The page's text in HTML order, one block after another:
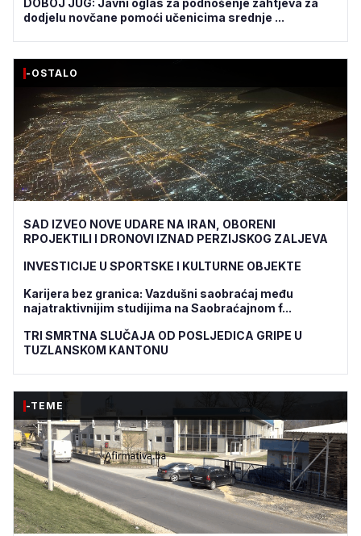
DOBOJ JUG: Javni oglas za podnošenje zahtjeva za
dodjelu novčane pomoći učenicima srednje ...
-OSTALO
SAD IZVEO NOVE UDARE NA IRAN, OBORENI
RPOJEKTILI I DRONOVI IZNAD PERZIJSKOG ZALJEVA
INVESTICIJE U SPORTSKE I KULTURNE OBJEKTE
Karijera bez granica: Vazdušni saobraćaj među
najatraktivnijim studijima na Saobraćajnom f...
TRI SMRTNA SLUČAJA OD POSLJEDICA GRIPE U
TUZLANSKOM KANTONU
-TEME